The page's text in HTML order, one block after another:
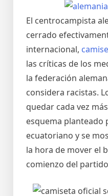
El centrocampista
cerrado
internacional,
las críticas de los
la federación
considera racistas.
quedar cada vez
esquema planteado
ecuatoriano y se
la hora de mover el
comienzo del